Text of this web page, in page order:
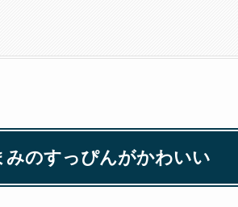
みのすっぴんがかわいい